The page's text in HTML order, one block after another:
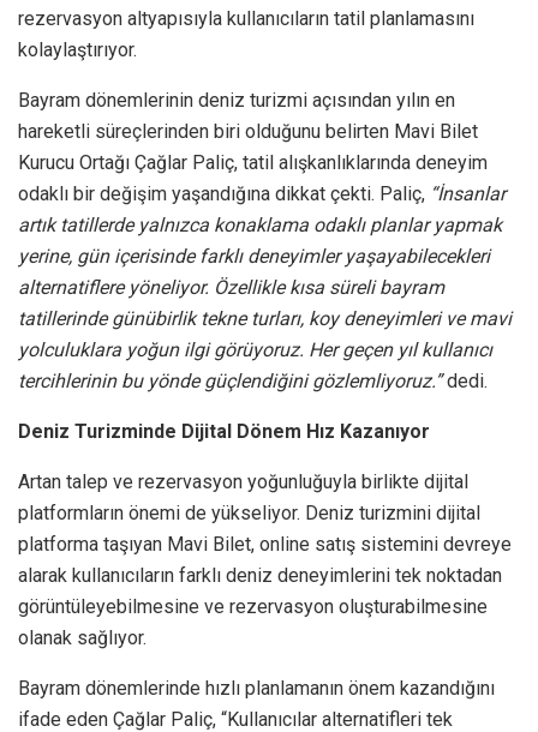
rezervasyon altyapısıyla kullanıcıların tatil planlamasını
kolaylaştırıyor.
Bayram dönemlerinin deniz turizmi açısından yılın en
hareketli süreçlerinden biri olduğunu belirten Mavi Bilet
Kurucu Ortağı Çağlar Paliç, tatil alışkanlıklarında deneyim
odaklı bir değişim yaşandığına dikkat çekti. Paliç, “İnsanlar
artık tatillerde yalnızca konaklama odaklı planlar yapmak
yerine, gün içerisinde farklı deneyimler yaşayabilecekleri
alternatiflere yöneliyor. Özellikle kısa süreli bayram
tatillerinde günübirlik tekne turları, koy deneyimleri ve mavi
yolculuklara yoğun ilgi görüyoruz. Her geçen yıl kullanıcı
tercihlerinin bu yönde güçlendiğini gözlemliyoruz.”dedi.
Deniz Turizminde Dijital Dönem Hız Kazanıyor
Artan talep ve rezervasyon yoğunluğuyla birlikte dijital
platformların önemi de yükseliyor. Deniz turizmini dijital
platforma taşıyan Mavi Bilet, online satış sistemini devreye
alarak kullanıcıların farklı deniz deneyimlerini tek noktadan
görüntüleyebilmesine ve rezervasyon oluşturabilmesine
olanak sağlıyor.
Bayram dönemlerinde hızlı planlamanın önem kazandığını
ifade eden Çağlar Paliç, “Kullanıcılar alternatifleri tek